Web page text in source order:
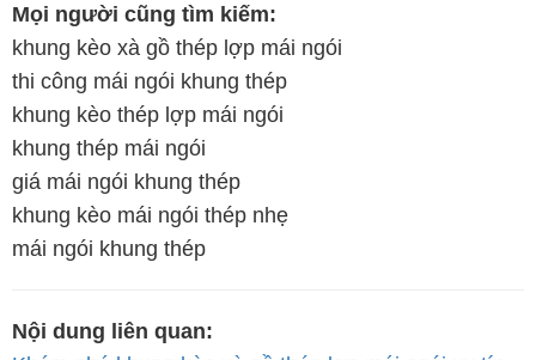
Mọi người cũng tìm kiếm:
khung kèo xà gồ thép lợp mái ngói
thi công mái ngói khung thép
khung kèo thép lợp mái ngói
khung thép mái ngói
giá mái ngói khung thép
khung kèo mái ngói thép nhẹ
mái ngói khung thép
Nội dung liên quan: